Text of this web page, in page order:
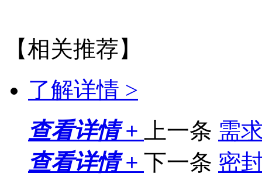
【相关推荐】
了解详情 >
查看详情 +
上一条 需
查看详情 + 下一条 密